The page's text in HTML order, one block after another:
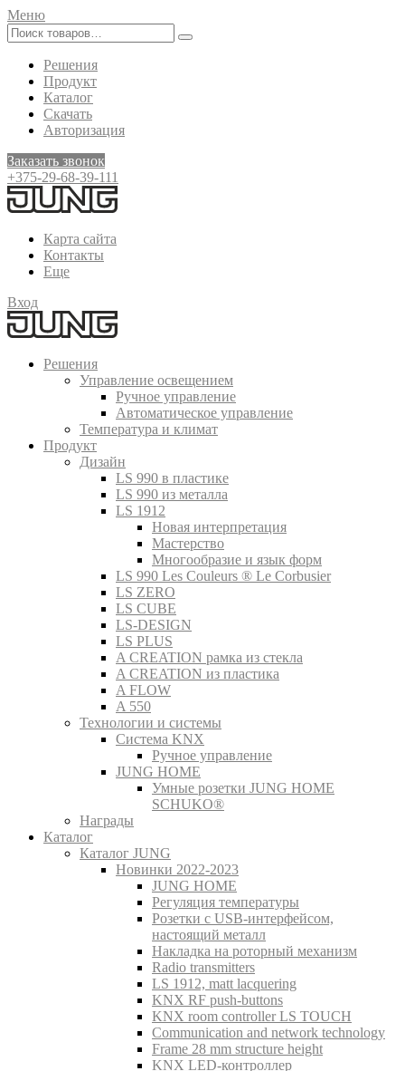
Меню
Решения
Продукт
Каталог
Скачать
Авторизация
Заказать звонок
+375-29-68-39-111
Карта сайта
Контакты
Еще
Вход
Решения
Управление освещением
Ручное управление
Автоматическое управление
Температура и климат
Продукт
Дизайн
LS 990 в пластике
LS 990 из металла
LS 1912
Новая интерпретация
Мастерство
Многообразие и язык форм
LS 990 Les Couleurs ® Le Corbusier
LS ZERO
LS CUBE
LS-DESIGN
LS PLUS
A CREATION рамка из стекла
A CREATION из пластика
A FLOW
A 550
Технологии и системы
Система KNX
Ручное управление
JUNG HOME
Умные розетки JUNG HOME
SCHUKO®
Награды
Каталог
Каталог JUNG
Новинки 2022-2023
JUNG HOME
Регуляция температуры
Розетки с USB-интерфейсом,
настоящий металл
Накладка на роторный механизм
Radio transmitters
LS 1912, matt lacquering
KNX RF push-buttons
KNX room controller LS TOUCH
Communication and network technology
Frame 28 mm structure height
KNX LED-контроллер